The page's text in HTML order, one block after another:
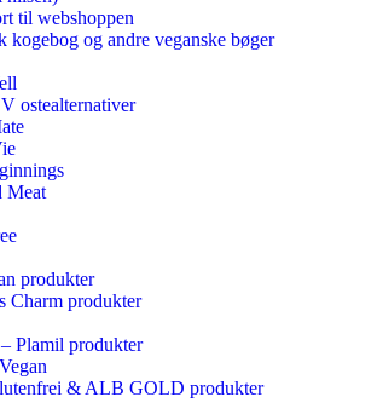
til webshoppen
kogebog og andre veganske bøger
ostealternativer
Meat
produkter
Charm produkter
Plamil produkter
& ALB GOLD produkter